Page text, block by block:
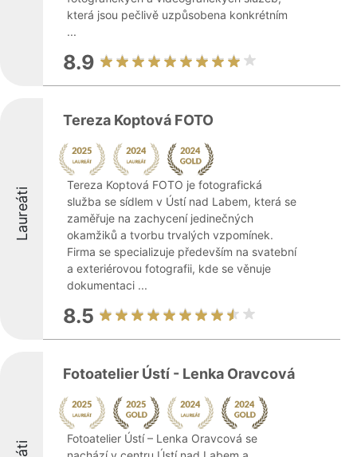
která jsou pečlivě uzpůsobena konkrétním
...
8.9
Laureáti
Tereza Koptová FOTO
Tereza Koptová FOTO je fotografická
služba se sídlem v Ústí nad Labem, která se
zaměřuje na zachycení jedinečných
okamžiků a tvorbu trvalých vzpomínek.
Firma se specializuje především na svatební
a exteriérovou fotografii, kde se věnuje
dokumentaci ...
8.5
Fotoatelier Ústí - Lenka Oravcová
Fotoatelier Ústí – Lenka Oravcová se